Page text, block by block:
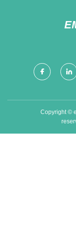
Copyright ©